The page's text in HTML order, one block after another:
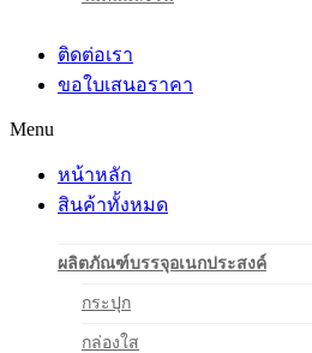
ติดต่อเรา
ขอใบเสนอราคา
Menu
หน้าหลัก
สินค้าทั้งหมด
ผลิตภัณฑ์บรรจุอเนกประสงค์
กระปุก
กล่องใส